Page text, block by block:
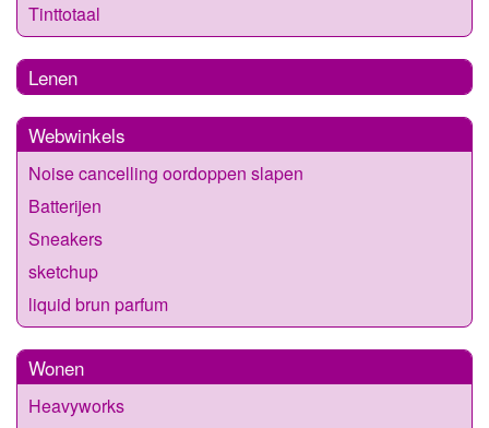
Tinttotaal
Lenen
Webwinkels
Noise cancelling oordoppen slapen
Batterijen
Sneakers
sketchup
liquid brun parfum
Wonen
Heavyworks